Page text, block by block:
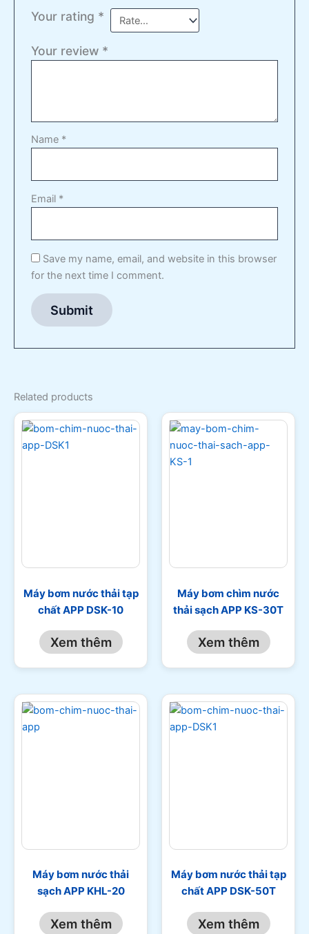
Your rating *
Your review *
Name *
Email *
Save my name, email, and website in this browser
for the next time I comment.
Related products
Máy bơm nước thải tạp
chất APP DSK-10
Xem thêm
Máy bơm chìm nước
thải sạch APP KS-30T
Xem thêm
Máy bơm nước thải
sạch APP KHL-20
Xem thêm
Máy bơm nước thải tạp
chất APP DSK-50T
Xem thêm